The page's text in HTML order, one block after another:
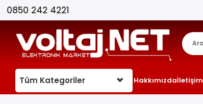
Tüm Kategoriler Hakkımızdaİletişim